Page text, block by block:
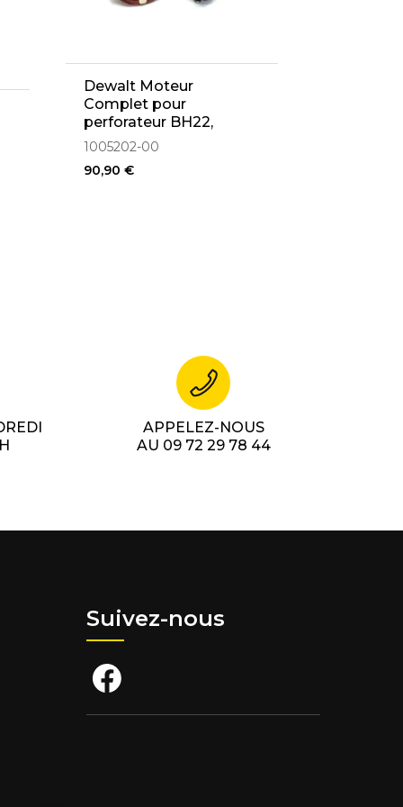
Dewalt Moteur
Complet pour
perforateur BH22,
BH24, D25002K,
DW563K, DW566
1005202-00
90,90 €
APPELEZ-NOUS
AU 09 72 29 78 44
Suivez-nous